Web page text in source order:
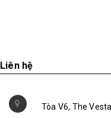
0978212994